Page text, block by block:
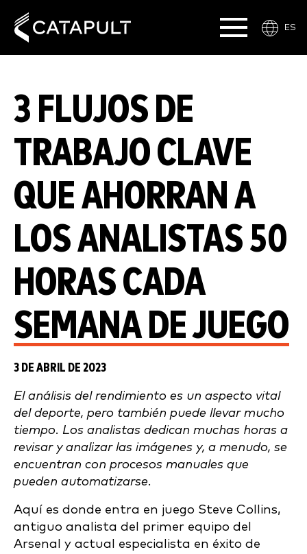
ES
3 FLUJOS DE
TRABAJO CLAVE
QUE AHORRAN A
LOS ANALISTAS 50
HORAS CADA
SEMANA DE JUEGO
3 DE ABRIL DE 2023
El análisis del rendimiento es un aspecto vital
del deporte, pero también puede llevar mucho
tiempo. Los analistas dedican muchas horas a
revisar y analizar las imágenes y, a menudo, se
encuentran con procesos manuales que
pueden automatizarse.
Aquí es donde entra en juego Steve Collins,
antiguo analista del primer equipo del
Arsenal y actual especialista en éxito de